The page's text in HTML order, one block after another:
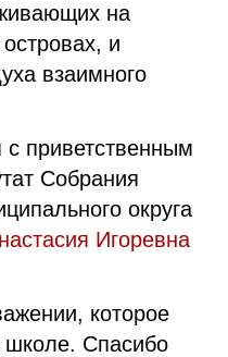
на
и
взаимного
приветственным
Собрания
округа
Игоревна
которое
школе. Спасибо